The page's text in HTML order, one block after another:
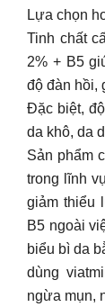
Lựa chọn
Tinh chất
2% + B5
độ đàn hồi,
Đặc biệt,
da khô, da
Sản phẩm
trong lĩnh
giảm thiểu
B5 ngoài
biểu bì da
dùng
ngừa mụn,